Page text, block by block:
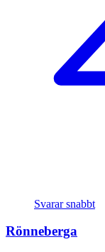
Svarar snabbt
Rönneberga